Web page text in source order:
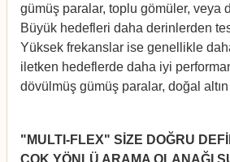
gümüş paralar, toplu gömüler, veya
Büyük hedefleri daha derinlerden
Yüksek frekanslar ise genellikle
iletken hedeflerde daha iyi
dövülmüş gümüş paralar, doğal altın
"MULTI-FLEX" SİZE DOĞRU
ÇOK YÖNLÜ ARAMA OLANAĞI